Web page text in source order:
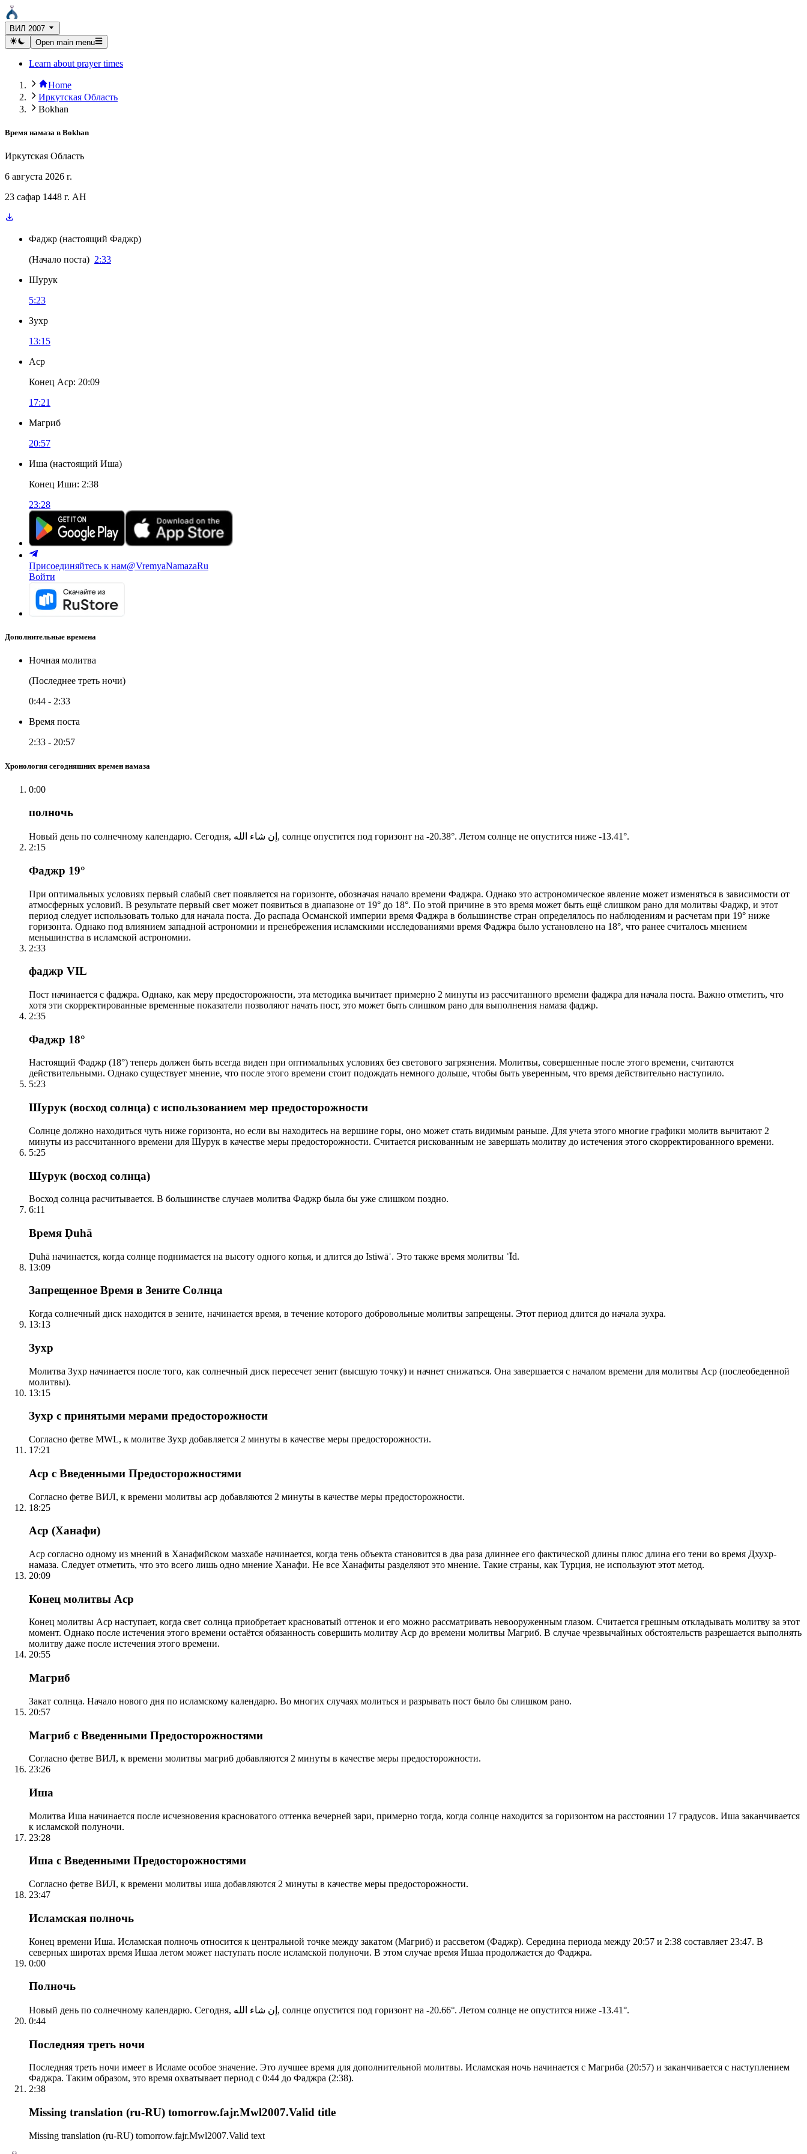
ВИЛ 2007
Open main menu
Learn about prayer times
Home
Иркутская Область
Bokhan
Время намаза в Bokhan
Иркутская Область
6 августа 2026 г.
23 сафар 1448 г. AH
Фаджр (настоящий Фаджр)
(Начало поста) 2:33
Шурук
5:23
Зухр
13:15
Аср
Конец Аср: 20:09
17:21
Магриб
20:57
Иша (настоящий Иша)
Конец Иши: 2:38
23:28
Присоединяйтесь к нам@VremyaNamazaRu
Войти
Дополнительные времена
Ночная молитва
(Последнее треть ночи)
0:44 - 2:33
Время поста
2:33 - 20:57
Хронология сегодняшних времен намаза
0:00
полночь
Новый день по солнечному календарю. Сегодня, إن شاء الله, солнце опустится под горизонт на -20.38°. Летом солнце не опустится ниже -13.41°.
2:15
Фаджр 19°
При оптимальных условиях первый слабый свет появляется на горизонте, обозначая начало времени Фаджра. Однако это астрономическое явление может изменяться в зависимости от
атмосферных условий. В результате первый свет может появиться в диапазоне от 19° до 18°. По этой причине в это время может быть ещё слишком рано для молитвы Фаджр, и этот
период следует использовать только для начала поста. До распада Османской империи время Фаджра в большинстве стран определялось по наблюдениям и расчетам при 19° ниже
горизонта. Однако под влиянием западной астрономии и пренебрежения исламскими исследованиями время Фаджра было установлено на 18°, что ранее считалось мнением
меньшинства в исламской астрономии.
2:33
фаджр VIL
Пост начинается с фаджра. Однако, как меру предосторожности, эта методика вычитает примерно 2 минуты из рассчитанного времени фаджра для начала поста. Важно отметить, что
хотя эти скорректированные временные показатели позволяют начать пост, это может быть слишком рано для выполнения намаза фаджр.
2:35
Фаджр 18°
Настоящий Фаджр (18°) теперь должен быть всегда виден при оптимальных условиях без светового загрязнения. Молитвы, совершенные после этого времени, считаются
действительными. Однако существует мнение, что после этого времени стоит подождать немного дольше, чтобы быть уверенным, что время действительно наступило.
5:23
Шурук (восход солнца) с использованием мер предосторожности
Солнце должно находиться чуть ниже горизонта, но если вы находитесь на вершине горы, оно может стать видимым раньше. Для учета этого многие графики молитв вычитают 2
минуты из рассчитанного времени для Шурук в качестве меры предосторожности. Считается рискованным не завершать молитву до истечения этого скорректированного времени.
5:25
Шурук (восход солнца)
Восход солнца расчитывается. В большинстве случаев молитва Фаджр была бы уже слишком поздно.
6:11
Время Ḍuhā
Ḍuhā начинается, когда солнце поднимается на высоту одного копья, и длится до Istiwāʾ. Это также время молитвы ʿĪd.
13:09
Запрещенное Время в Зените Солнца
Когда солнечный диск находится в зените, начинается время, в течение которого добровольные молитвы запрещены. Этот период длится до начала зухра.
13:13
Зухр
Молитва Зухр начинается после того, как солнечный диск пересечет зенит (высшую точку) и начнет снижаться. Она завершается с началом времени для молитвы Аср (послеобеденной
молитвы).
13:15
Зухр с принятыми мерами предосторожности
Согласно фетве MWL, к молитве Зухр добавляется 2 минуты в качестве меры предосторожности.
17:21
Аср с Введенными Предосторожностями
Согласно фетве ВИЛ, к времени молитвы аср добавляются 2 минуты в качестве меры предосторожности.
18:25
Аср (Ханафи)
Аср согласно одному из мнений в Ханафийском мазхабе начинается, когда тень объекта становится в два раза длиннее его фактической длины плюс длина его тени во время Дхухр-
намаза. Следует отметить, что это всего лишь одно мнение Ханафи. Не все Ханафиты разделяют это мнение. Такие страны, как Турция, не используют этот метод.
20:09
Конец молитвы Аср
Конец молитвы Аср наступает, когда свет солнца приобретает красноватый оттенок и его можно рассматривать невооруженным глазом. Считается грешным откладывать молитву за этот
момент. Однако после истечения этого времени остаётся обязанность совершить молитву Аср до времени молитвы Магриб. В случае чрезвычайных обстоятельств разрешается выполнять
молитву даже после истечения этого времени.
20:55
Магриб
Закат солнца. Начало нового дня по исламскому календарю. Во многих случаях молиться и разрывать пост было бы слишком рано.
20:57
Магриб с Введенными Предосторожностями
Согласно фетве ВИЛ, к времени молитвы магриб добавляются 2 минуты в качестве меры предосторожности.
23:26
Иша
Молитва Иша начинается после исчезновения красноватого оттенка вечерней зари, примерно тогда, когда солнце находится за горизонтом на расстоянии 17 градусов. Иша заканчивается
к исламской полуночи.
23:28
Иша с Введенными Предосторожностями
Согласно фетве ВИЛ, к времени молитвы иша добавляются 2 минуты в качестве меры предосторожности.
23:47
Исламская полночь
Конец времени Иша. Исламская полночь относится к центральной точке между закатом (Магриб) и рассветом (Фаджр). Середина периода между 20:57 и 2:38 составляет 23:47. В
северных широтах время Ишаа летом может наступать после исламской полуночи. В этом случае время Ишаа продолжается до Фаджра.
0:00
Полночь
Новый день по солнечному календарю. Сегодня, إن شاء الله, солнце опустится под горизонт на -20.66°. Летом солнце не опустится ниже -13.41°.
0:44
Последняя треть ночи
Последняя треть ночи имеет в Исламе особое значение. Это лучшее время для дополнительной молитвы. Исламская ночь начинается с Магриба (20:57) и заканчивается с наступлением
Фаджра. Таким образом, это время охватывает период с 0:44 до Фаджра (2:38).
2:38
Missing translation (ru-RU) tomorrow.fajr.Mwl2007.Valid title
Missing translation (ru-RU) tomorrow.fajr.Mwl2007.Valid text